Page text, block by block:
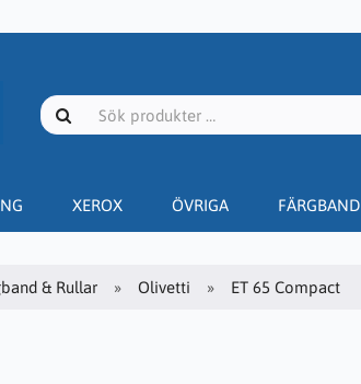
XEROX ÖVRIGA FÄRGBAND
& Rullar Olivetti ET 65 Compact